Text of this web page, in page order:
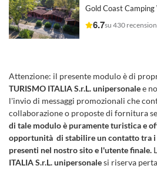
Gold Coast Camping
6.7su 430
Attenzione: il presente modulo è di
TURISMO ITALIA S.r.L. unipersonalee
l'invio di messaggi promozionali che
collaborazione o proposte di fornitura
di tale modulo è puramente turistica e
opportunità di stabilire un contatto tra
presenti nel nostro sito e l'utente finale.
ITALIA S.r.L. unipersonalesi riserva